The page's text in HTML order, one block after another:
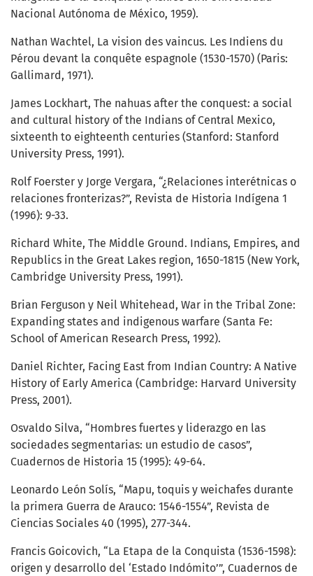
Nacional Autónoma de México, 1959).
Nathan Wachtel, La vision des vaincus. Les Indiens du
Pérou devant la conquête espagnole (1530-1570) (Paris:
Gallimard, 1971).
James Lockhart, The nahuas after the conquest: a social
and cultural history of the Indians of Central Mexico,
sixteenth to eighteenth centuries (Stanford: Stanford
University Press, 1991).
Rolf Foerster y Jorge Vergara, “¿Relaciones interétnicas o
relaciones fronterizas?”, Revista de Historia Indígena 1
(1996): 9-33.
Richard White, The Middle Ground. Indians, Empires, and
Republics in the Great Lakes region, 1650-1815 (New York,
Cambridge University Press, 1991).
Brian Ferguson y Neil Whitehead, War in the Tribal Zone:
Expanding states and indigenous warfare (Santa Fe:
School of American Research Press, 1992).
Daniel Richter, Facing East from Indian Country: A Native
History of Early America (Cambridge: Harvard University
Press, 2001).
Osvaldo Silva, “Hombres fuertes y liderazgo en las
sociedades segmentarias: un estudio de casos”,
Cuadernos de Historia 15 (1995): 49-64.
Leonardo León Solís, “Mapu, toquis y weichafes durante
la primera Guerra de Arauco: 1546-1554”, Revista de
Ciencias Sociales 40 (1995), 277-344.
Francis Goicovich, “La Etapa de la Conquista (1536-1598):
origen y desarrollo del ‘Estado Indómito’”, Cuadernos de